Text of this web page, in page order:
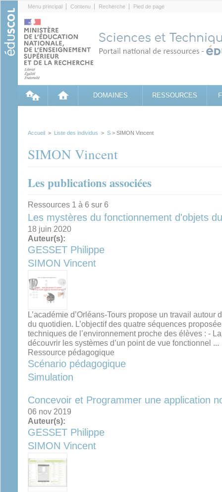
Menu principal Contenu Recherche Pied de page
DOMAINES RESSOURCES
Accueil > Liste des individus > S > SIMON Vincent
SIMON Vincent
Les publications associées
Ressources 1 à 6 sur 6
Les mystères du fonctionnement d'objets
18 juin 2020
Auteur(s):
GESSET Philippe
SIMON Vincent
L’académie d’Orléans-Tours propose un travail autour
du quotidien. L’objectif des quatre séquences
techniques de l’environnement proche des élèves : -
découvrir les systèmes d’un point de vue fonctionnel ...
Ressource pédagogique
Scénario pédagogique
Simulation
Concevoir et Programmer une application
06 nov 2019
Auteur(s):
GESSET Philippe
SIMON Vincent